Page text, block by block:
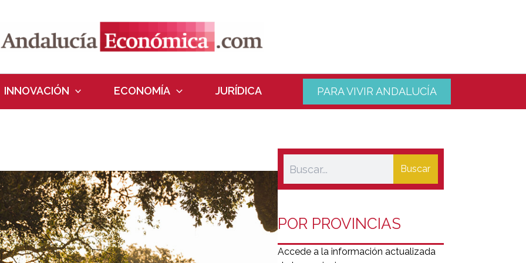
INNOVACIÓN ECONOMÍA JURÍDICA PARA VIVIR ANDALUCÍA
Buscar
POR PROVINCIAS
Accede a la información actualizada